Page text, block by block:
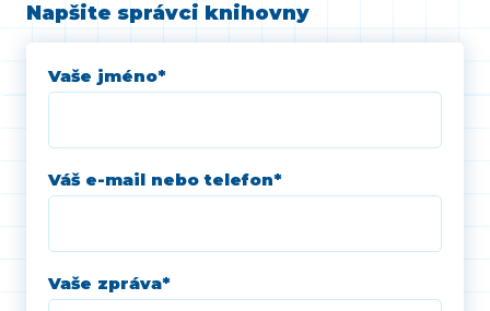
Napšite správci knihovny
Vaše jméno*
Váš e-mail nebo telefon*
Vaše zpráva*